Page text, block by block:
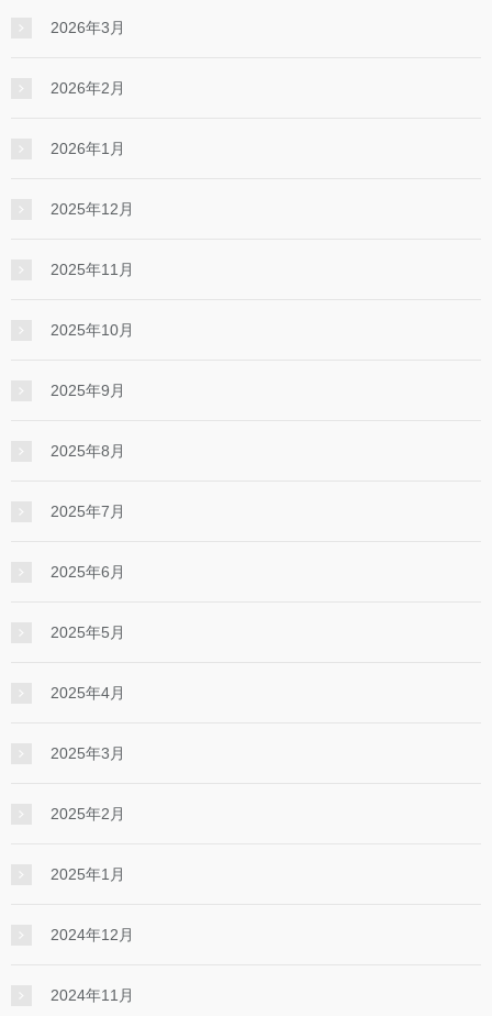
2026年3月
2026年2月
2026年1月
2025年12月
2025年11月
2025年10月
2025年9月
2025年8月
2025年7月
2025年6月
2025年5月
2025年4月
2025年3月
2025年2月
2025年1月
2024年12月
2024年11月